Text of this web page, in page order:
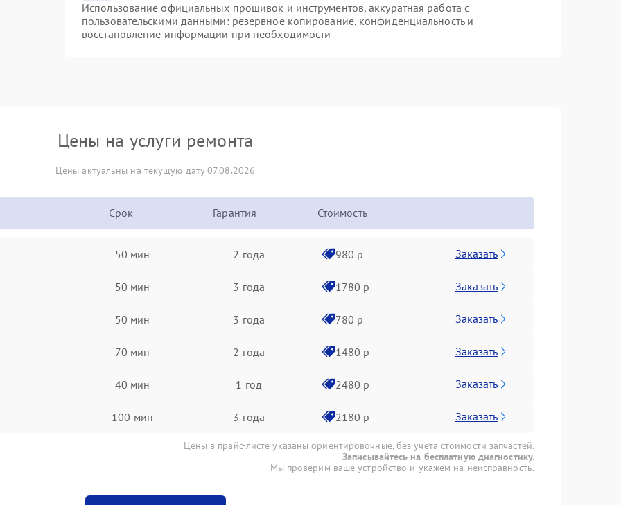
Использование официальных прошивок и инструментов, аккуратная работа с
пользовательскими данными: резервное копирование, конфиденциальность и
восстановление информации при необходимости
Цены на услуги ремонта
Цены актуальны на текущую дату 07.08.2026
Срок Гарантия Стоимость
50 мин 2 года 980 р Заказать
50 мин 3 года 1780 р Заказать
50 мин 3 года 780 р Заказать
70 мин 2 года 1480 р Заказать
40 мин 1 год 2480 р Заказать
100 мин 3 года 2180 р Заказать
Цены в прайс-листе указаны ориентировочные, без учета стоимости запчастей.
Записывайтесь на бесплатную диагностику.
Мы проверим ваше устройство и укажем на неисправность.